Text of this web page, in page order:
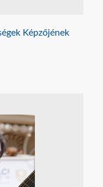
Képzőjének